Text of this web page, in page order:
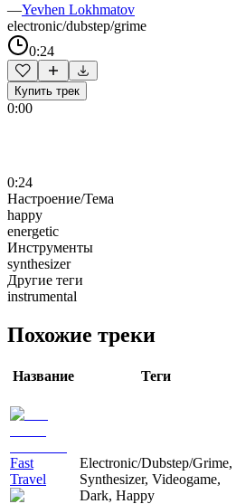
—Yevhen Lokhmatov
electronic/dubstep/grime
0:24
Купить трек
0:00
0:24
Настроение/Тема
happy
energetic
Инструменты
synthesizer
Другие теги
instrumental
Похожие треки
Название Теги
Fast
Travel
Electronic/Dubstep/Grime,
Synthesizer, Videogame,
Dark, Happy